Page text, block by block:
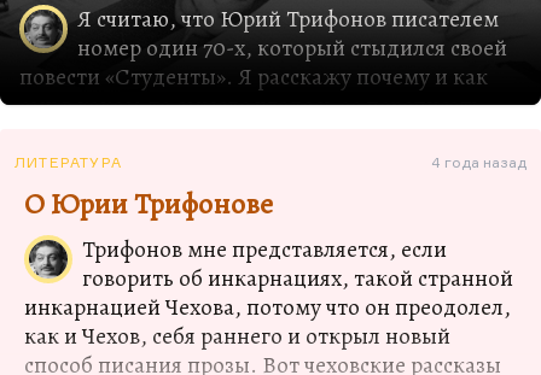
Я считаю, что Юрий Трифонов писателем
номер один 70-х, который стыдился своей
повести «Студенты». Я расскажу почему и как
ему в каком-то смысле удалось ее переписать.
открыли Советский Союз для европейского
читателя, и о писательском стиле Юрия
Трифонова.
1970-е самое интересное десятилетие, как я
думаю, в истории советской литературы.
Десятилетия, с одной стороны, застойного,
чрезвычайно мрачного, бесперспективного,
когда казалось, что Советский Союз будет вечно
ЛИТЕРАТУРА 4 года назад
О Юрии Трифонове
Трифонов мне представляется, если
говорить об инкарнациях, такой странной
инкарнацией Чехова, потому что он преодолел,
как и Чехов, себя раннего и открыл новый
способ писания прозы. Вот чеховские рассказы